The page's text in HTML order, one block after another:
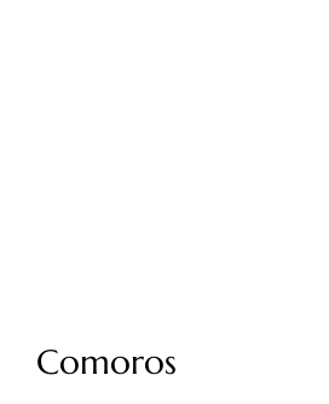
Comoros